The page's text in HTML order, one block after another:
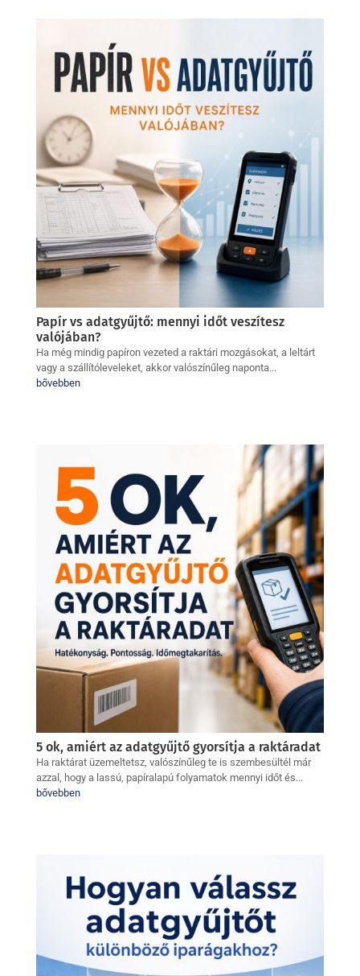
Papír vs adatgyűjtő: mennyi időt veszítesz
valójában?
Ha még mindig papíron vezeted a raktári mozgásokat, a leltárt
vagy a szállítóleveleket, akkor valószínűleg naponta...
bővebben
5 ok, amiért az adatgyűjtő gyorsítja a raktáradat
Ha raktárat üzemeltetsz, valószínűleg te is szembesültél már
azzal, hogy a lassú, papíralapú folyamatok mennyi időt és...
bővebben